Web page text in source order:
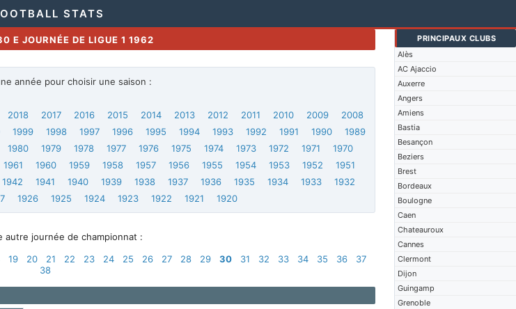
STATS
PRINCIPAUX CLUBS
Alès
AC Ajaccio
Auxerre
Angers
Amiens
Bastia
Besançon
Beziers
Brest
Bordeaux
Boulogne
Caen
Chateauroux
Cannes
Clermont
Dijon
Guingamp
Grenoble
E JOURNÉE DE LIGUE 1 1962
année pour choisir une saison :
2018 2017 2016 2015 2014 2013 2012 2011 2010 2009
2008
1999 1998 1997 1996 1995 1994 1993 1992 1991 1990
1989
1980 1979 1978 1977 1976 1975 1974 1973 1972 1971
1970
1961 1960 1959 1958 1957 1956 1955 1954 1953 1952
1951
1942 1941 1940 1939 1938 1937 1936 1935 1934 1933
1932
1926 1925 1924 1923 1922 1921 1920
autre journée de championnat :
19 20 21 22 23 24 25 26 27 28 29 30 31 32 33 34 35 36
37
38